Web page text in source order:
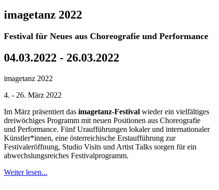
imagetanz 2022
Festival für Neues aus Choreografie und Performance
04.03.2022 - 26.03.2022
imagetanz 2022
4. - 26. März 2022
Im März präsentiert das imagetanz-Festival wieder ein vielfältiges
dreiwöchiges Programm mit neuen Positionen aus Choreografie
und Performance. Fünf Uraufführungen lokaler und internationaler
Künstler*innen, eine österreichische Erstaufführung zur
Festivaleröffnung, Studio Visits und Artist Talks sorgen für ein
abwechslungsreiches Festivalprogramm.
Weiter lesen...